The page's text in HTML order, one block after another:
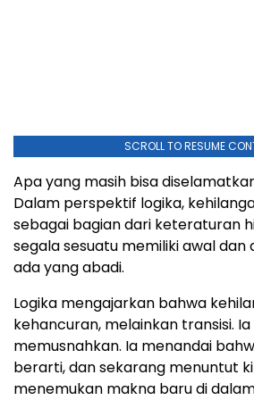
SCROLL TO RESUME
Apa yang masih bisa
Dalam perspektif logika,
sebagai bagian dari keteraturan
segala sesuatu memiliki awal dan
ada yang abadi.
Logika mengajarkan bahwa
kehancuran, melainkan transisi.
memusnahkan. Ia menandai
berarti, dan sekarang menuntut
menemukan makna baru di